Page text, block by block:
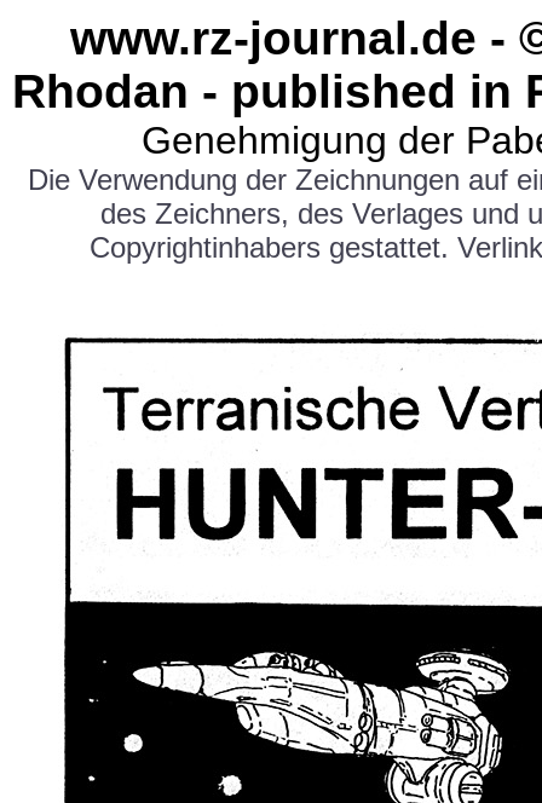
www.rz-journal.de -
Rhodan - published in
Genehmigung der
Die Verwendung der Zeichnungen auf
des Zeichners, des Verlages und
Copyrightinhabers gestattet.